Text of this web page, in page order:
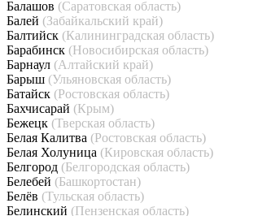
Балашов (Саратовская область)
Балей (Забайкальский край)
Балтийск (Калининградская область)
Барабинск (Новосибирская область)
Барнаул (Алтайский край)
Барыш (Ульяновская область)
Батайск (Ростовская область)
Бахчисарай (Крым)
Бежецк (Тверская область)
Белая Калитва (Ростовская область)
Белая Холуница (Кировская область)
Белгород (Белгородская область)
Белебей (Башкортостан)
Белёв (Тульская область)
Белинский (Пензенская область)